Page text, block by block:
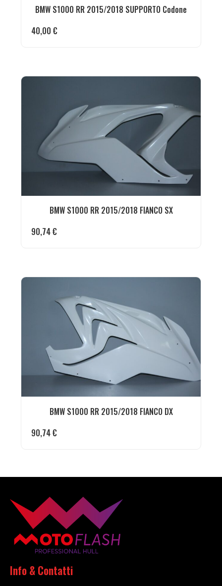
BMW S1000 RR 2015/2018 SUPPORTO Codone
40,00 €
BMW S1000 RR 2015/2018 FIANCO SX
90,74€
BMW S1000 RR 2015/2018 FIANCO DX
90,74€
Info & Contatti